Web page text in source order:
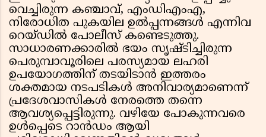
വെച്ചിരുന്ന കഞ്ചാവ്, എംഡിഎംഎ,
നിരോധിത പുകയില ഉൽപ്പന്നങ്ങൾ എന്നിവ
റെയ്ഡിൽ പോലീസ് കണ്ടെടുത്തു.
സാധാരണക്കാരിൽ ഭയം സൃഷ്ടിച്ചിരുന്ന
പെരുമ്പാവൂരിലെ പരസ്യമായ ലഹരി
ഉപയോഗത്തിന് തടയിടാൻ ഇത്തരം
ശക്തമായ നടപടികൾ അനിവാര്യമാണെന്ന്
പ്രദേശവാസികൾ നേരത്തെ തന്നെ
ആവശ്യപ്പെട്ടിരുന്നു. വഴിയേ പോകുന്നവരെ
ഉൾപ്പെടെ റാൻഡം ആയി